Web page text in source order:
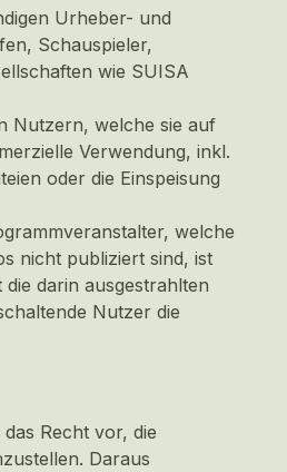
Urheber- und
Schauspieler,
wie SUISA
Nutzern, welche sie auf
Verwendung, inkl.
oder die Einspeisung
welche
nicht publiziert sind, ist
darin ausgestrahlten
Nutzer die
Recht vor, die
Daraus